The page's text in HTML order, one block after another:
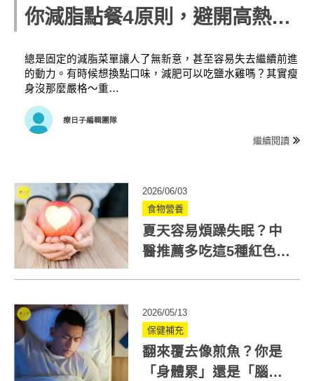
你減脂點餐4原則，避開高熱量
總是固定的減脂菜單讓人了無新意，甚至容易失去繼續前進
的動力。有時候想換點口味，減肥可以吃鹽水雞嗎？其實瘦
身沒那麼嚴格～重…
療日子編輯團隊
繼續閱讀
2026/06/03
食物營養
夏天容易煩躁失眠？中
醫推薦多吃這5種紅色食
2026/05/13
保健補充
翻來覆去像煎魚？你是
「身體累」還是「腦袋